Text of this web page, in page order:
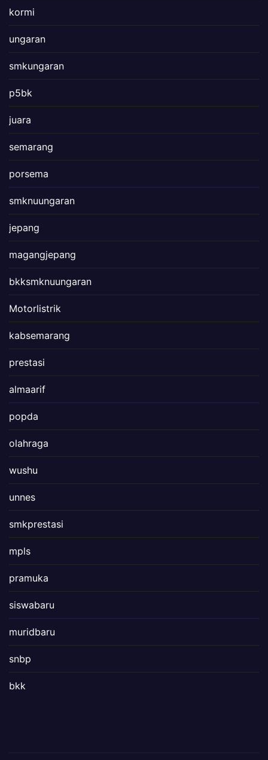
kormi
ungaran
smkungaran
p5bk
juara
semarang
porsema
smknuungaran
jepang
magangjepang
bkksmknuungaran
Motorlistrik
kabsemarang
prestasi
almaarif
popda
olahraga
wushu
unnes
smkprestasi
mpls
pramuka
siswabaru
muridbaru
snbp
bkk